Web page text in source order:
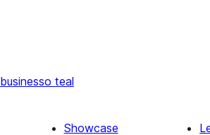
businesso teal
Showcase